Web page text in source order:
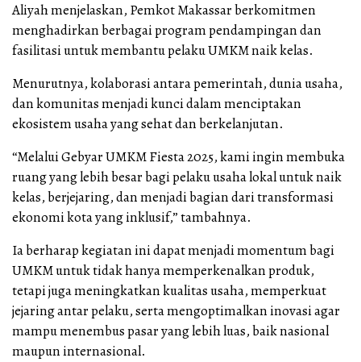
Aliyah menjelaskan, Pemkot Makassar berkomitmen
menghadirkan berbagai program pendampingan dan
fasilitasi untuk membantu pelaku UMKM naik kelas.
Menurutnya, kolaborasi antara pemerintah, dunia usaha,
dan komunitas menjadi kunci dalam menciptakan
ekosistem usaha yang sehat dan berkelanjutan.
“Melalui Gebyar UMKM Fiesta 2025, kami ingin membuka
ruang yang lebih besar bagi pelaku usaha lokal untuk naik
kelas, berjejaring, dan menjadi bagian dari transformasi
ekonomi kota yang inklusif,” tambahnya.
Ia berharap kegiatan ini dapat menjadi momentum bagi
UMKM untuk tidak hanya memperkenalkan produk,
tetapi juga meningkatkan kualitas usaha, memperkuat
jejaring antar pelaku, serta mengoptimalkan inovasi agar
mampu menembus pasar yang lebih luas, baik nasional
maupun internasional.